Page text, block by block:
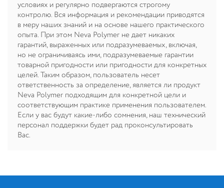
условиях и регулярно подвергаются строгому
контролю. Вся информация и рекомендации приводятся
в меру наших знаний и на основе нашего практического
опыта. При этом Neva Polymer не дает никаких
гарантий, выраженных или подразумеваемых, включая,
но не ограничиваясь ими, подразумеваемые гарантии
товарной пригодности или пригодности для конкретных
целей. Таким образом, пользователь несет
ответственность за определение, является ли продукт
Neva Polymer подходящим для конкретной цели и
соответствующим практике применения пользователем.
Если у вас будут какие-либо сомнения, наш технический
персонал поддержки будет рад проконсультировать
Вас.